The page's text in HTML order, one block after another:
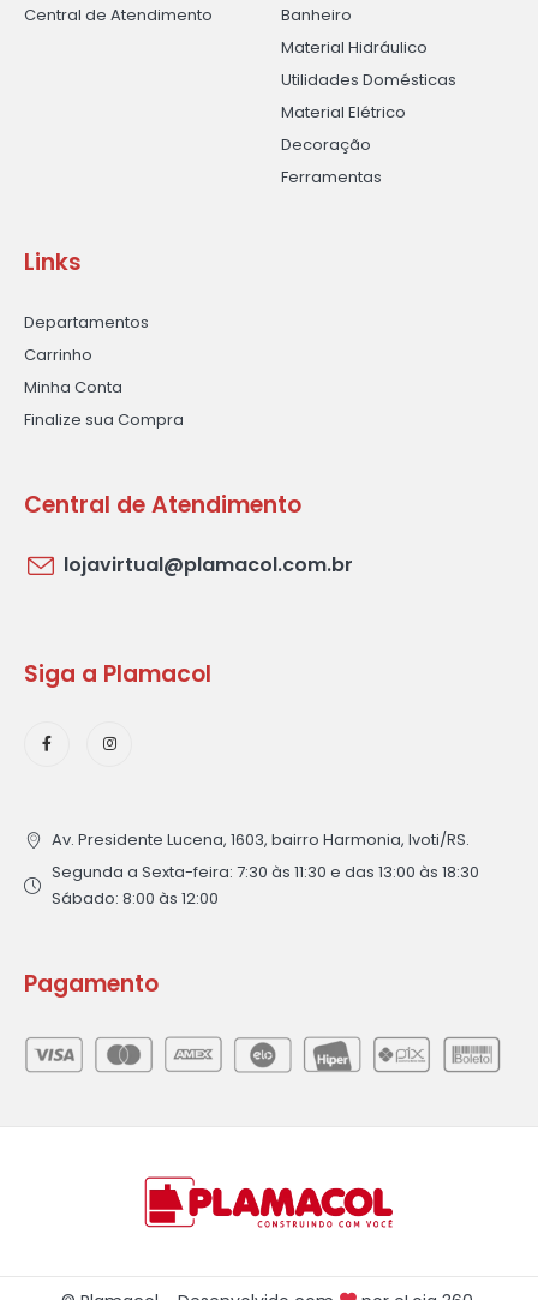
Central de Atendimento
Banheiro
Material Hidráulico
Utilidades Domésticas
Material Elétrico
Decoração
Ferramentas
Links
Departamentos
Carrinho
Minha Conta
Finalize sua Compra
Central de Atendimento
lojavirtual@plamacol.com.br
Siga a Plamacol
Av. Presidente Lucena, 1603, bairro Harmonia, Ivoti/RS.
Segunda a Sexta-feira: 7:30 às 11:30 e das 13:00 às 18:30
Sábado: 8:00 às 12:00
Pagamento